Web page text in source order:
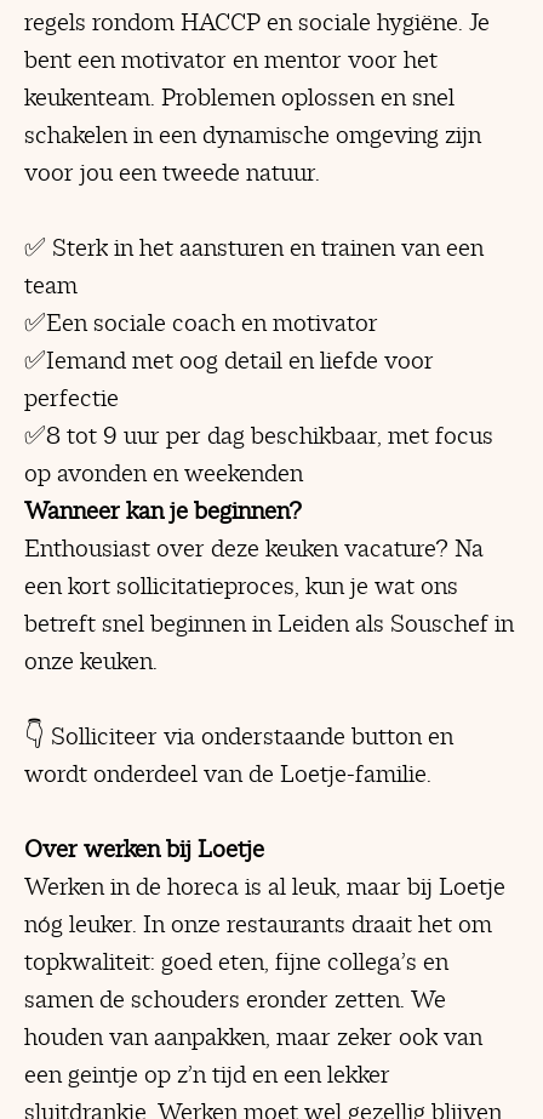
regels rondom HACCP en sociale hygiëne. Je
bent een motivator en mentor voor het
keukenteam. Problemen oplossen en snel
schakelen in een dynamische omgeving zijn
voor jou een tweede natuur.
✅ Sterk in het aansturen en trainen van een
team
✅Een sociale coach en motivator
✅Iemand met oog detail en liefde voor
perfectie
✅8 tot 9 uur per dag beschikbaar, met focus
op avonden en weekenden
Wanneer kan je beginnen?
Enthousiast over deze keuken vacature? Na
een kort sollicitatieproces, kun je wat ons
betreft snel beginnen in Leiden als Souschef in
onze keuken.
👇 Solliciteer via onderstaande button en
wordt onderdeel van de Loetje-familie.
Over werken bij Loetje
Werken in de horeca is al leuk, maar bij Loetje
nóg leuker. In onze restaurants draait het om
topkwaliteit: goed eten, fijne collega’s en
samen de schouders eronder zetten. We
houden van aanpakken, maar zeker ook van
een geintje op z’n tijd en een lekker
sluitdrankje. Werken moet wel gezellig blijven.